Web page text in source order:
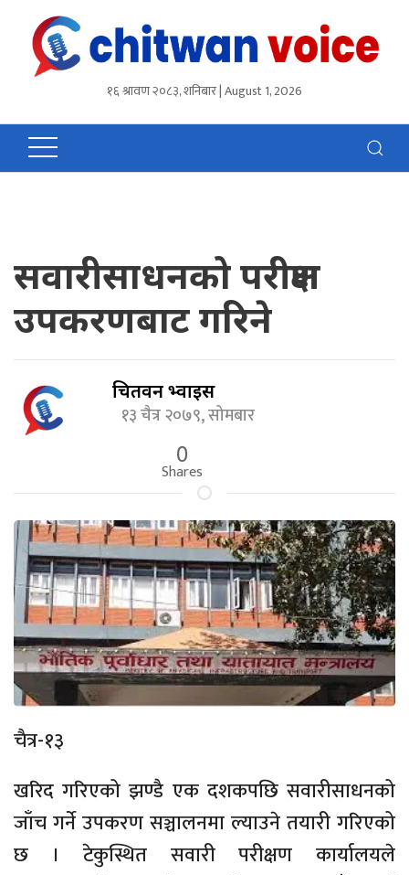
१६ श्रावण २०८३, शनिबार | August 1, 2026
सवारीसाधनको परीक्षण
उपकरणबाट गरिने
चितवन भ्वाईस
१३ चैत्र २०७९, सोमबार
0
Shares
चैत्र-१३
खरिद गरिएको झण्डै एक दशकपछि सवारीसाधनको
जाँच गर्ने उपकरण सञ्चालनमा ल्याउने तयारी गरिएको
छ । टेकुस्थित सवारी परीक्षण कार्यालयले